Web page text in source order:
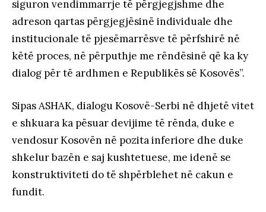
siguron vendimmarrje të përgjegjshme dhe
adreson qartas përgjegjësinë individuale dhe
institucionale të pjesëmarrësve të përfshirë në
këtë proces, në përputhje me rëndësinë që ka ky
dialog për të ardhmen e Republikës së Kosovës”.
Sipas ASHAK, dialogu Kosovë-Serbi në dhjetë vitet
e shkuara ka pësuar devijime të rënda, duke e
vendosur Kosovën në pozita inferiore dhe duke
shkelur bazën e saj kushtetuese, me idenë se
konstruktiviteti do të shpërblehet në cakun e
fundit.